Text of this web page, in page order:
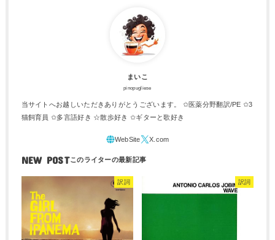
まいこ
pinopugliese
当サイトへお越しいただきありがとうございます。 ✩医薬分野翻訳/PE ✩3
猫飼育員 ✩多言語好き ☆散歩好き ✩ギターと歌好き
NEW POST
訳詞 訳詞